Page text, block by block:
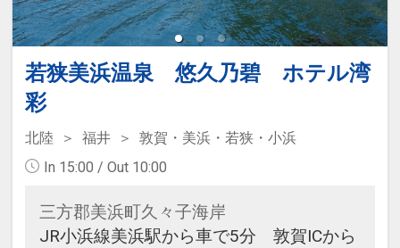
若狭美浜温泉 悠久乃碧 ホテル湾
彩
北陸 福井
敦賀・美浜・若狭・小浜
In 15:00 / Out 10:00
三方郡美浜町久々子海岸
JR小浜線美浜駅から車で5分 敦賀ICから